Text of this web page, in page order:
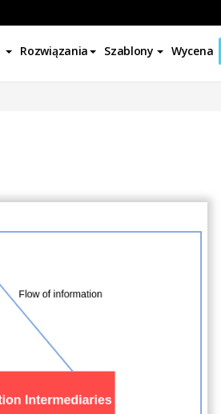
Rozwiązania Szablony Wycena